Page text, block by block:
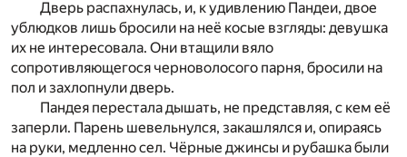
Дверь распахнулась, и, к удивлению Пандеи, двое
ублюдков лишь бросили на неё косые взгляды: девушка
их не интересовала. Они втащили вяло
сопротивляющегося черноволосого парня, бросили на
пол и захлопнули дверь.
Пандея перестала дышать, не представляя, с кем её
заперли. Парень шевельнулся, закашлялся и, опираясь
на руки, медленно сел. Чёрные джинсы и рубашка были